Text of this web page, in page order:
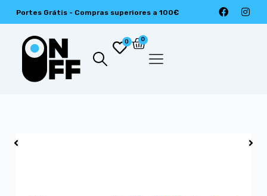
Portes Grátis - Compras superiores a 100€
0 0